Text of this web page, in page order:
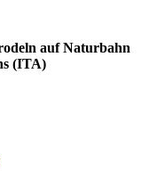
auf Naturbahn
(ITA)